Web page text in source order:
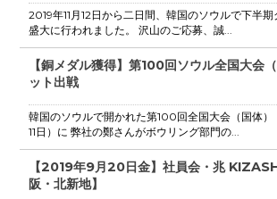
2019年11月12日から二日間、韓国のソウルで下半
盛大に行われました。 沢山のご応募、誠...
【銅メダル獲得】第100回ソウル全国大会
ット出戦
韓国のソウルで開かれた第100回全国大会（国体）
11日）に 弊社の鄭さんがボウリング部門の...
【2019年9月20日金】社員会・兆
阪・北新地】